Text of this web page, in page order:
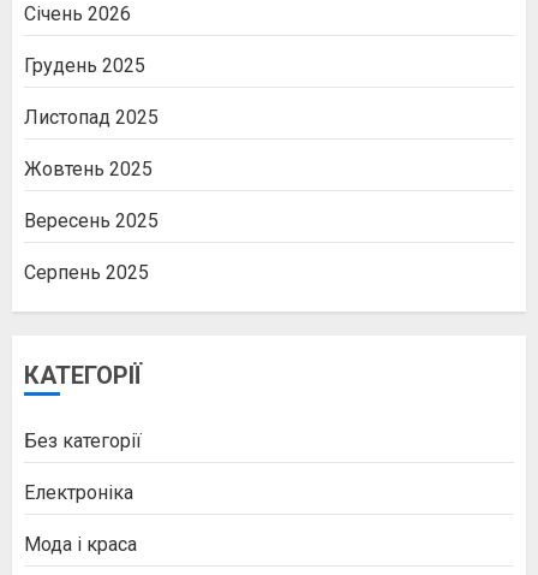
Січень 2026
Грудень 2025
Листопад 2025
Жовтень 2025
Вересень 2025
Серпень 2025
КАТЕГОРІЇ
Без категорії
Електроніка
Мода і краса